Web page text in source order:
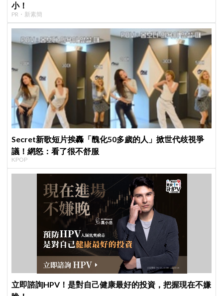
小！
PR・新素簡
Secret新歌短片挨轟「醜化50多歲的人」掀世代歧視爭
議！網怒：看了很不舒服
KPOP
立即諮詢HPV！是對自己健康最好的投資，把握現在不嫌